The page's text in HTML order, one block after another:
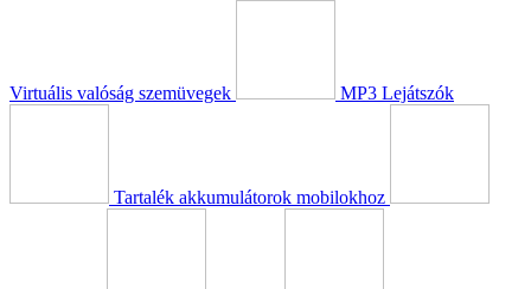
Virtuális valóság szemüvegek MP3 Lejátszók
Tartalék akkumulátorok mobilokhoz